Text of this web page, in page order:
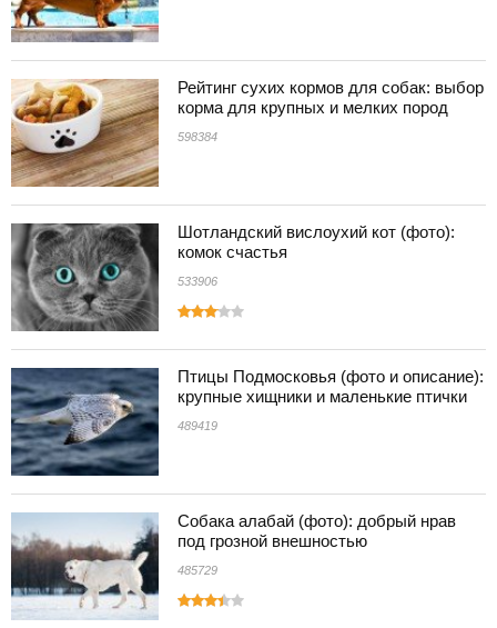
Рейтинг сухих кормов для собак: выбор
корма для крупных и мелких пород
598384
Шотландский вислоухий кот (фото):
комок счастья
533906
Птицы Подмосковья (фото и описание):
крупные хищники и маленькие птички
489419
Собака алабай (фото): добрый нрав
под грозной внешностью
485729